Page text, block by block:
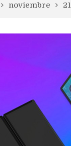
noviembre 21